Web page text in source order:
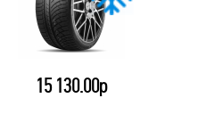
15 130.00р